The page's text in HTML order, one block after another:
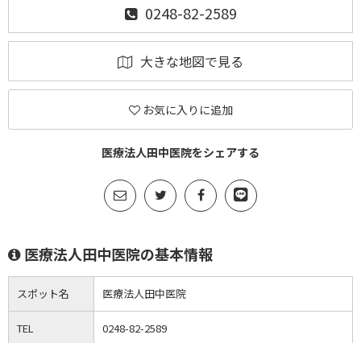
0248-82-2589
大きな地図で見る
お気に入りに追加
医療法人田中医院をシェアする
医療法人田中医院の基本情報
スポット名 医療法人田中医院
TEL 0248-82-2589